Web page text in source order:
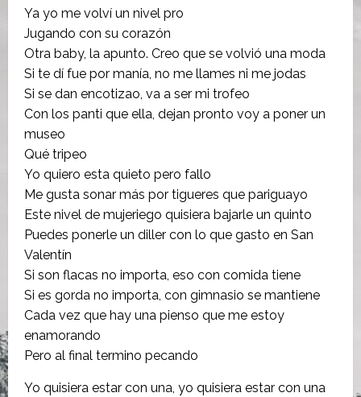
Ya yo me volví un nivel pro
Jugando con su corazón
Otra baby, la apunto. Creo que se volvió una moda
Si te dí fue por manía, no me llames ni me jodas
Si se dan encotizao, va a ser mi trofeo
Con los panti que ella, dejan pronto voy a poner un
museo
Qué tripeo
Yo quiero esta quieto pero fallo
Me gusta sonar más por tigueres que pariguayo
Este nivel de mujeriego quisiera bajarle un quinto
Puedes ponerle un diller con lo que gasto en San
Valentín
Si son flacas no importa, eso con comida tiene
Si es gorda no importa, con gimnasio se mantiene
Cada vez que hay una pienso que me estoy
enamorando
Pero al final termino pecando
Yo quisiera estar con una, yo quisiera estar con una